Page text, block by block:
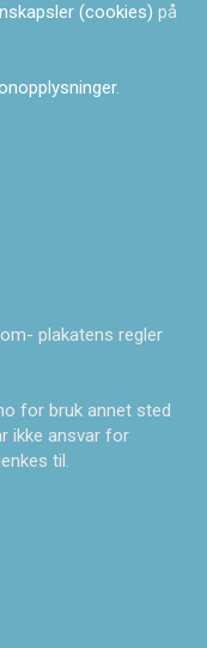
(cookies) på
.
plakatens regler
for bruk annet sted
ikke ansvar for
til.